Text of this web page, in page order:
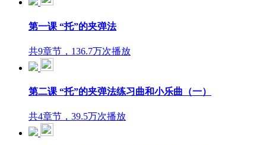
第一课 “托”的夹弹法
共9章节，136.7万次播放
第二课 “托”的夹弹法练习曲和小乐曲（一）
共4章节，39.5万次播放